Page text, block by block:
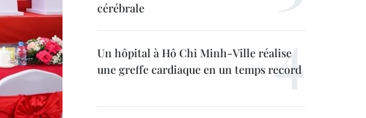
cérébrale
Un hôpital à Hô Chi Minh-Ville réalise
une greffe cardiaque en un temps record